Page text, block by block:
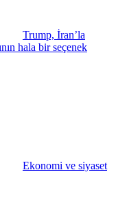
Trump, İran’la
hala bir seçenek
Ekonomi ve siyaset